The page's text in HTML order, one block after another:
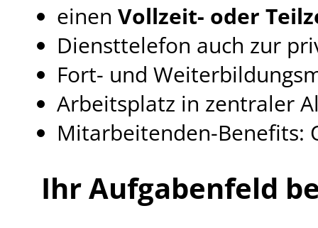
einen Vollzeit- oder
Diensttelefon auch zur
Fort- und
Arbeitsplatz in zentraler
Mitarbeitenden-Benefits:
Ihr Aufgabenfeld